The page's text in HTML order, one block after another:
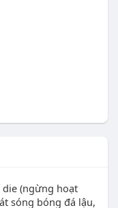
(ngừng hoạt
sóng bóng đá lậu,